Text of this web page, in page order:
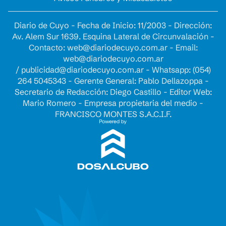
Diario de Cuyo - Fecha de Inicio: 11/2003 - Dirección:
Av. Alem Sur 1639. Esquina Lateral de Circunvalación -
Contacto: web@diariodecuyo.com.ar- Email:
web@diariodecuyo.com.ar
/ publicidad@diariodecuyo.com.ar- Whatsapp: (054)
264 5045343 - Gerente General: Pablo Dellazoppa -
Secretario de Redacción: Diego Castillo - Editor Web:
Mario Romero - Empresa propietaria del medio -
FRANCISCO MONTES S.A.C.I.F.